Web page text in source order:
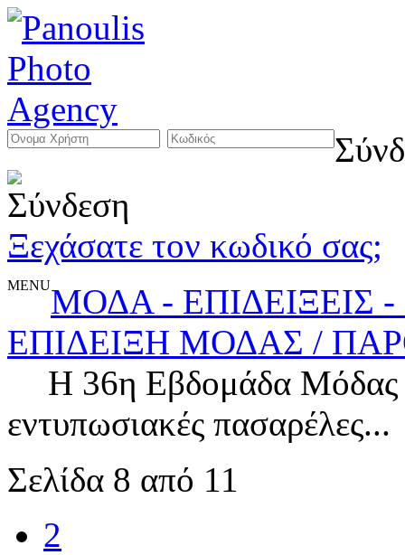
Ξεχάσατε τον κωδικό σας;
MENUΜΟΔΑ - ΕΠΙΔΕΙΞΕΙΣ
ΕΠΙΔΕΙΞΗ ΜΟΔΑΣ /
Η 36η Εβδομάδα Μόδας
εντυπωσιακές πασαρέλες...
Σελίδα 8 από 11
2